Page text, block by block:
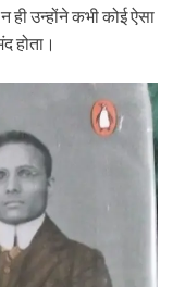
उन्होंने कभी कोई ऐसा
होता।